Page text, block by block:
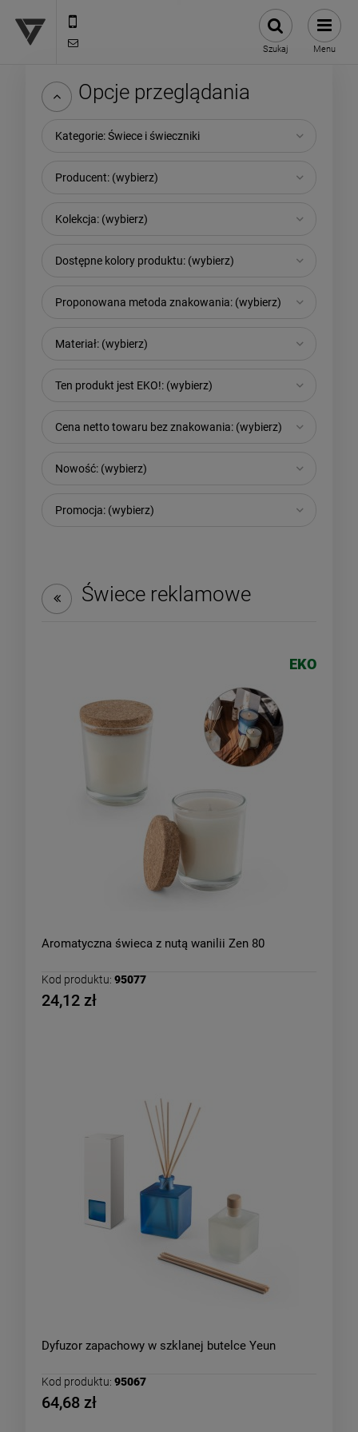
Szukaj Menu
Opcje przeglądania
Kategorie: Świece i świeczniki
Producent: (wybierz)
Kolekcja: (wybierz)
Dostępne kolory produktu: (wybierz)
Proponowana metoda znakowania: (wybierz)
Materiał: (wybierz)
Ten produkt jest EKO!: (wybierz)
Cena netto towaru bez znakowania: (wybierz)
Nowość: (wybierz)
Promocja: (wybierz)
Świece reklamowe
Aromatyczna świeca z nutą wanilii Zen 80
Kod produktu: 95077
24,12 zł
EKO
Dyfuzor zapachowy w szklanej butelce Yeun
Kod produktu: 95067
64,68 zł